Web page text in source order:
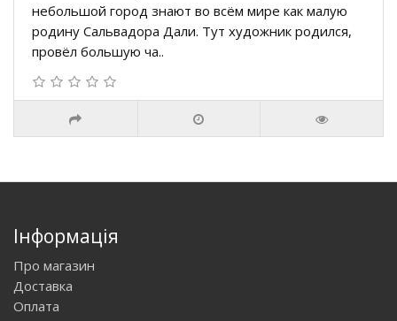
небольшой город знают во всём мире как малую
родину Сальвадора Дали. Тут художник родился,
провёл большую ча..
Інформація
Про магазин
Доставка
Оплата